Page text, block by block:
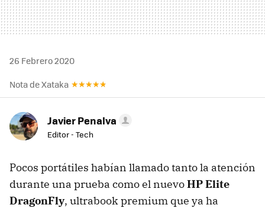
26 Febrero 2020
Nota de Xataka
Javier Penalva
Editor - Tech
Pocos portátiles habían llamado tanto la atención
durante una prueba como el nuevoHP Elite
DragonFly, ultrabook premium que ya ha